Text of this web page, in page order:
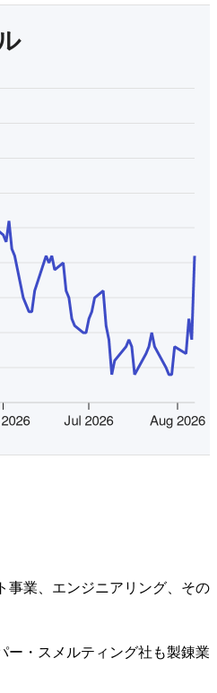
事業、エンジニアリング、その
ー・スメルティング社も製錬業